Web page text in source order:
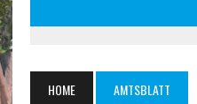
HOME AMTSBLATT